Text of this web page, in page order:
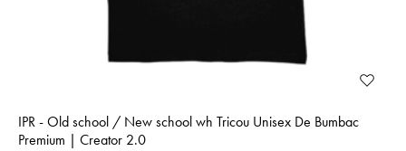
IPR - Old school / New school wh Tricou Unisex De Bumbac
Premium | Creator 2.0